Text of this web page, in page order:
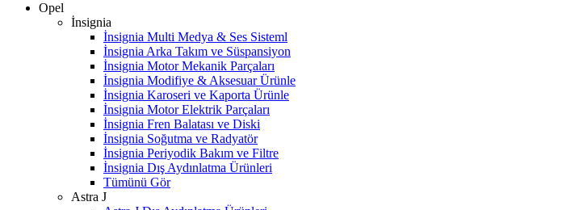
Opel
İnsignia
İnsignia Multi Medya & Ses Sisteml
İnsignia Arka Takım ve Süspansiyon
İnsignia Motor Mekanik Parçaları
İnsignia Modifiye & Aksesuar Ürünle
İnsignia Karoseri ve Kaporta Ürünle
İnsignia Motor Elektrik Parçaları
İnsignia Fren Balatası ve Diski
İnsignia Soğutma ve Radyatör
İnsignia Periyodik Bakım ve Filtre
İnsignia Dış Aydınlatma Ürünleri
Tümünü Gör
Astra J